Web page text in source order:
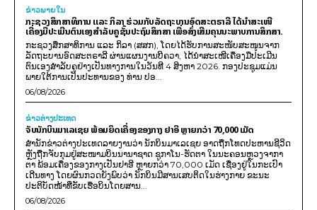
ຂ່າວພາຍ​ໃນ
ກະຊວງສຶກສາທິການ ແລະ ກິລາ ຮ່ວມກັບລັດຖະບານອົດສະຕຣາລີ ໄດ້ນຳສະເໜີ
ເຄື່ອງມືປະເມີນຕົນເອງສຳລັບຄູຊັ້ນປະຖົມສຶກສາ ເພື່ອສົ່ງເສີມຄຸນນະພາບການສຶກສາ.
ກະຊວງສຶກສາທິການ ແລະ ກິລາ (ສສກ), ໂດຍໄດ້ຮັບການສະໜັບສະໜູນຈາກ
ລັດຖະບານອົດສະຕຣາລີ ຜ່ານແຜນງານບີຄວາ, ໄດ້ນຳສະເໜີເຄື່ອງມືປະເມີນ
ຕົນເອງສຳລັບຄູຢ່າງເປັນທາງການໃນວັນທີ 4 ສິງຫາ 2026. ກອງປະຊຸມແມ່ນ
ພາຍໃຕ້ການເປັນປະທານຂອງ ທ່ານ ປອ...
06/08/2026
ຂ່າວຕ່າງປະເທດ
ຈັບນັກບິນມາເລເຊຍ ພ້ອມຍຶດເຄື່ອງຂອງກາງ ຢາອີ ຫຼາຍກວ່າ 70,000 ເມັດ
ສຳນັກຂ່າວຕ່າງປະເທດລາຍງານວ່າ ນັກບິນມາເລເຊຍ ອາດຖືກໂທດປະຫານຊີວິດ
ຫຼັງຖືກຈັບກຸມຢູ່ສະໜາມບິນນານາຊາດ ຊູກາໂນ-ຮັດຕາ ໃນນະຄອນຫຼວງຈາກາ
ຕາ ພ້ອມເຄື່ອງຂອງກາງເປັນຢາອີ ຫຼາຍກວ່າ 70,000 ເມັດ ເຊື່ອງຢູ່ໃນກະເປົາ
ເດີນທາງ ໂດຍຜົນກວດຍັງພົບວ່າ ນັກບິນມີສານເສບຕິດໃນຮ່າງກາຍ ຂະນະ
ປະຕິບັດໜ້າທີ່ຂັບເຮືອບິນໂດຍສານ...
06/08/2026